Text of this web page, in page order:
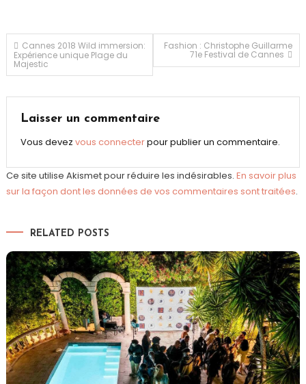
Navigation
de
l’article
Cannes 2018 Wild immersion:
Expérience unique Plage du
Majestic
Fashion : Christophe Guillarme
71e Festival de Cannes
Laisser un commentaire
Vous devez vous connecterpour publier un commentaire.
Ce site utilise Akismet pour réduire les indésirables. En savoir plus
sur la façon dont les données de vos commentaires sont traitées.
RELATED POSTS